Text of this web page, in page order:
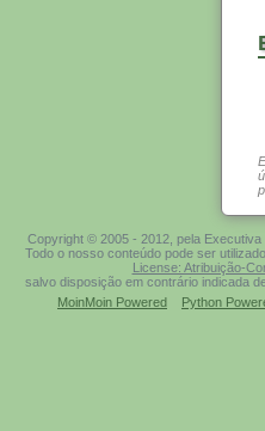
Copyright © 2005 - 2012, pela
Todo o nosso conteúdo pode ser
License: Atribuição-
salvo disposição em contrário indicada
MoinMoin Powered
Python